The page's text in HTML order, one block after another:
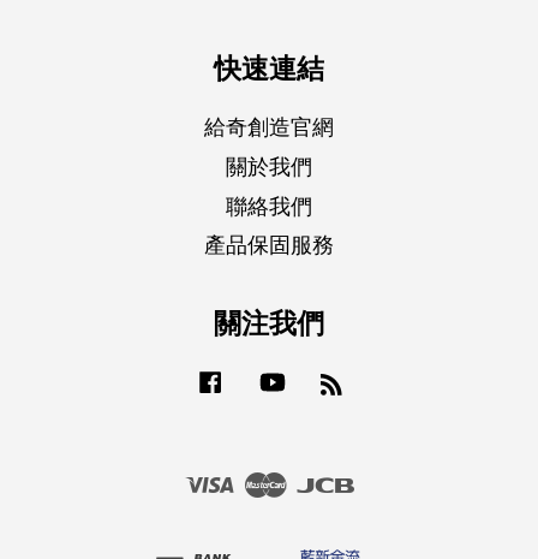
快速連結
給奇創造官網
關於我們
聯絡我們
產品保固服務
關注我們
Facebook YouTube
Visa Master JCB